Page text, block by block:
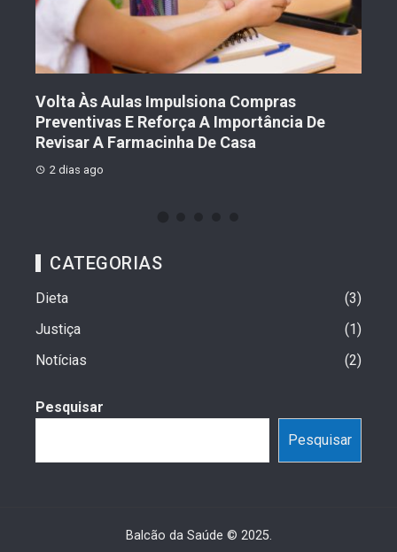
Volta Às Aulas Impulsiona Compras
Preventivas E Reforça A Importância De
Revisar A Farmacinha De Casa
2 dias ago
CATEGORIAS
Dieta
3
Justiça
1
Notícias
2
Pesquisar
Pesquisar
Balcão da Saúde © 2025.